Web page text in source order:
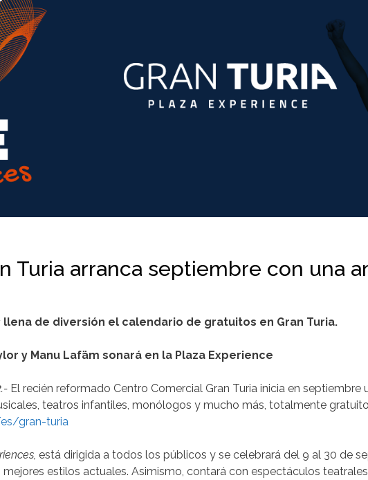
Turia arranca septiembre con una
llena de diversión el calendario de gratuitos en Gran Turia.
y Manu Lafäm sonará en la Plaza Experience
El recién reformado Centro Comercial Gran Turia inicia en
teatros infantiles, monólogos y mucho más, totalmente
gran-turia
está dirigida a todos los públicos y se celebrará del 9 al 30 de
estilos actuales. Asimismo, contará con espectáculos